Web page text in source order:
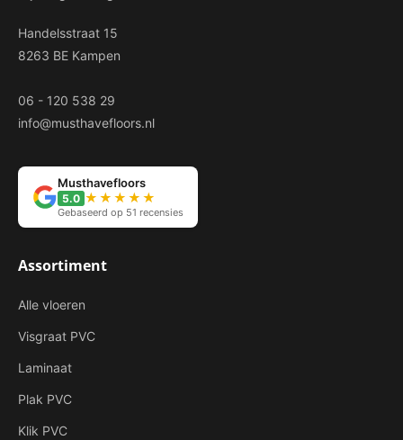
Handelsstraat 15
8263 BE Kampen
06 - 120 538 29
info@musthavefloors.nl
Musthavefloors
5.0 ★★★★★
Gebaseerd op 51 recensies
Assortiment
Alle vloeren
Visgraat PVC
Laminaat
Plak PVC
Klik PVC